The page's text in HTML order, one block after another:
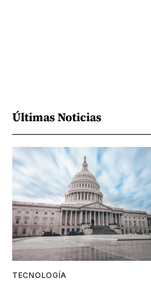
Últimas Noticias
TECNOLOGÍA